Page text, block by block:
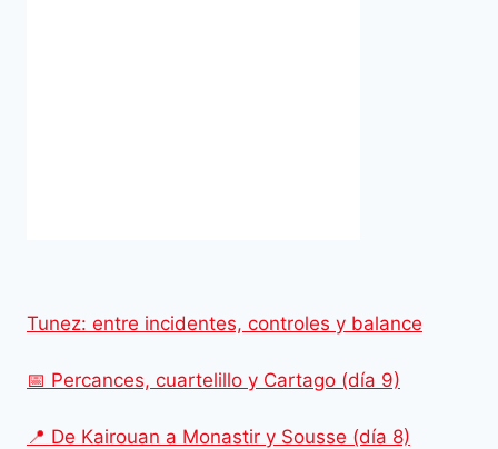
Tunez: entre incidentes, controles y balance
📅 Percances, cuartelillo y Cartago (día 9)
📍 De Kairouan a Monastir y Sousse (día 8)